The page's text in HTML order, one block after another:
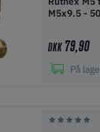
M5x9.5 -
DKK79,90
På